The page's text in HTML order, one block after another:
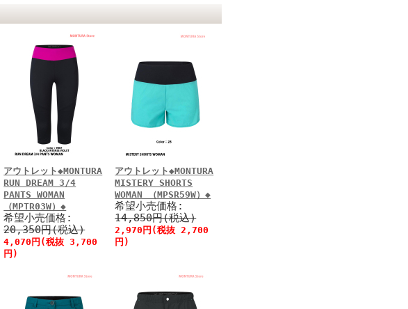
アウトレット◆MONTURA
RUN DREAM 3/4
PANTS WOMAN
（MPTR03W）◆
希望小売価格:
20,350円(税込)
4,070円(税抜 3,700
円)
アウトレット◆MONTURA
MISTERY SHORTS
WOMAN （MPSR59W）◆
希望小売価格:
14,850円(税込)
2,970円(税抜 2,700
円)